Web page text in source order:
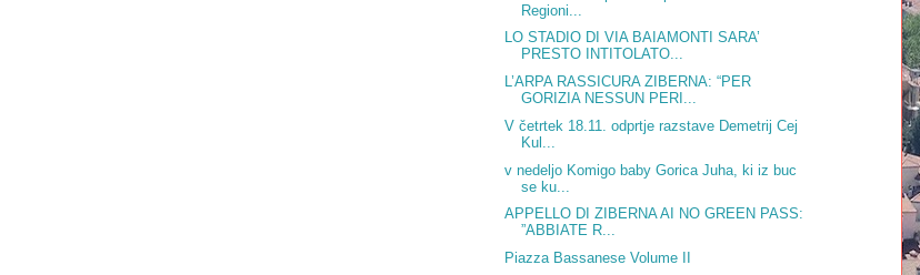
Regioni...
LO STADIO DI VIA BAIAMONTI SARA’
PRESTO INTITOLATO...
L’ARPA RASSICURA ZIBERNA: “PER
GORIZIA NESSUN PERI...
V četrtek 18.11. odprtje razstave Demetrij Cej
Kul...
v nedeljo Komigo baby Gorica Juha, ki iz buc
se ku...
APPELLO DI ZIBERNA AI NO GREEN PASS:
”ABBIATE R...
Piazza Bassanese Volume II